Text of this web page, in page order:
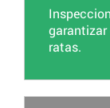
garantizar
ratas.